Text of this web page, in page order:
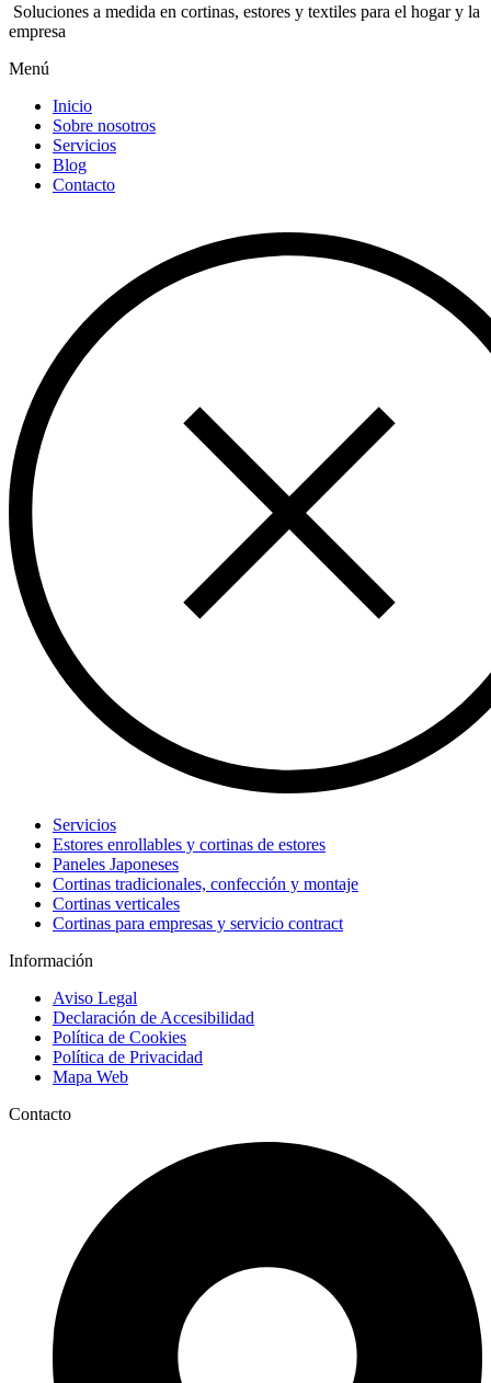
Soluciones a medida en cortinas, estores y textiles para el hogar y la
empresa
Menú
Inicio
Sobre nosotros
Servicios
Blog
Contacto
Servicios
Estores enrollables y cortinas de estores
Paneles Japoneses
Cortinas tradicionales, confección y montaje
Cortinas verticales
Cortinas para empresas y servicio contract
Información
Aviso Legal
Declaración de Accesibilidad
Política de Cookies
Política de Privacidad
Mapa Web
Contacto